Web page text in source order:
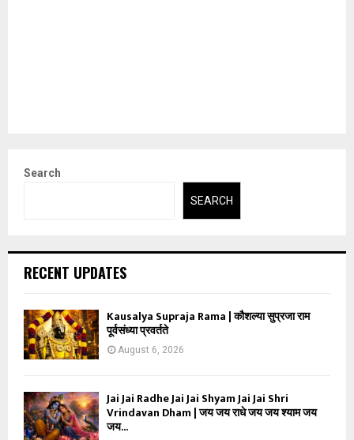
Search
SEARCH
RECENT UPDATES
Kausalya Supraja Rama | कौशल्या सुप्रजा राम
पूर्वसंध्या प्रवर्तते
August 6, 2026
Jai Jai Radhe Jai Jai Shyam Jai Jai Shri
Vrindavan Dham | जय जय राधे जय जय श्याम जय
जय...